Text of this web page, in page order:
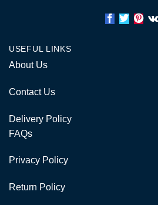
USEFUL LINKS
About Us
Contact Us
Delivery Policy
FAQs
Privacy Policy
Return Policy